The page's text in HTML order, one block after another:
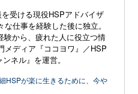
受ける現役HSPアドバイザ
仕事を経験した後に独立。
験から、疲れた人に役立つ情
メディア『ココヨワ』／HSP
ネル』を運営。
HSPが楽に生きるために、今や